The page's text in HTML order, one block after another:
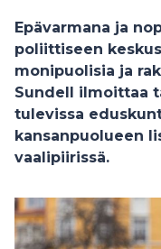
Epävarmana ja
poliittiseen
monipuolisia ja
Sundell ilmoittaa
tulevissa
kansanpuolueen
vaalipiirissä.